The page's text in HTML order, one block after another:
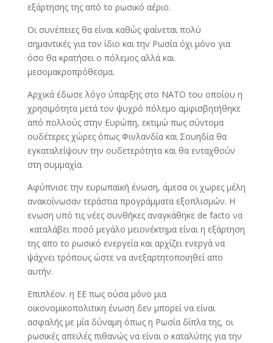
εξάρτησης της από το ρωσικό αέριο.
Οι συνέπειες θα είναι καθώς φαίνεται πολύ
σημαντικές για τον ίδιο και την Ρωσία όχι μόνο για
όσο θα κρατήσει ο πόλεμος αλλά και
μεσομακροπρόθεσμα.
Αρχικά έδωσε λόγο ύπαρξης στο ΝΑΤΟ του οποίου η
χρησιμότητα μετά τον ψυχρό πόλεμο αμφισβητήθηκε
από πολλούς στην Ευρώπη, εκτιμώ πως σύντομα
ουδέτερες χώρες όπως Φινλανδία και Σουηδία θα
εγκαταλείψουν την ουδετερότητα και θα ενταχθούν
στη συμμαχία.
Αφύπνισε την ευρωπαϊκή ένωση, άμεσα οι χωρες μέλη
ανακοίνωσαν τεράστια προγράμματα εξοπλισμών. Η
ενωση υπό τις νέες συνθήκες αναγκάθηκε de facto να
καταλάβει ποσό μεγάλο μειονέκτημα είναι η εξάρτηση
της απο το ρωσικό ενεργεία και αρχίζει ενεργά να
ψάχνει τρόπους ώστε να ανεξαρτητοποιηθεί απο
αυτήν.
Επιπλέον. η ΕΕ πως ούσα μόνο μια
οικονομικοπολιτικη ένωση δεν μπορεί να είναι
ασφαλής με μία δύναμη όπως η Ρωσία δίπλα της, οι
ρωσικές απειλές πιθανώς να είναι ο καταλύτης για την